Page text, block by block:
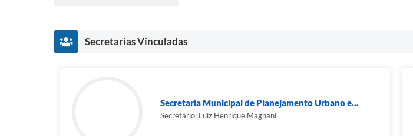
Secretarias Vinculadas
Secretaria Municipal de Planejamento Urbano e...
Secretário: Luiz Henrique Magnani